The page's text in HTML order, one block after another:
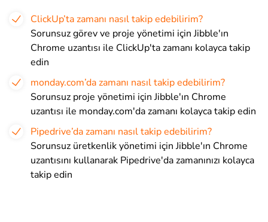
ClickUp’ta zamanı nasıl takip edebilirim?
Sorunsuz görev ve proje yönetimi için Jibble'ın
Chrome uzantısı ile ClickUp'ta zamanı kolayca takip
edin
monday.com’da zamanı nasıl takip edebilirim?
Sorunsuz proje yönetimi için Jibble'ın Chrome
uzantısı ile monday.com'da zamanı kolayca takip edin
Pipedrive’da zamanı nasıl takip edebilirim?
Sorunsuz üretkenlik yönetimi için Jibble'ın Chrome
uzantısını kullanarak Pipedrive'da zamanınızı kolayca
takip edin